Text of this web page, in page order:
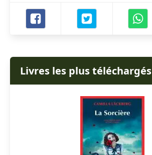
Livres les plus téléchargés